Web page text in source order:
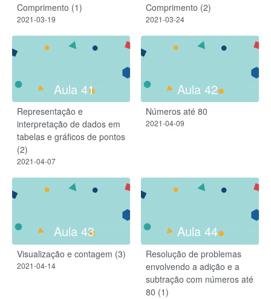
Comprimento (1)
2021-03-19
Comprimento (2)
2021-03-24
Aula 41
Representação e
interpretação de dados em
tabelas e gráficos de pontos
(2)
2021-04-07
Aula 42
Números até 80
2021-04-09
Aula 43
Visualização e contagem (3)
2021-04-14
Aula 44
Resolução de problemas
envolvendo a adição e a
subtração com números até
80 (1)